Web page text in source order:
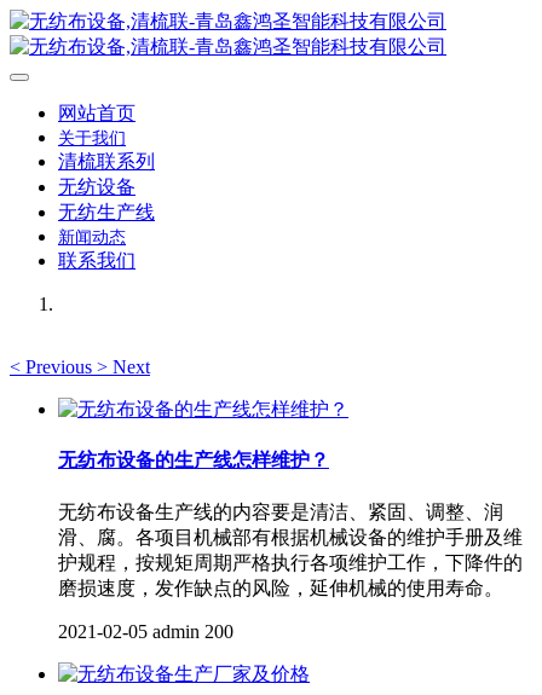
网站首页
关于我们
清梳联系列
无纺设备
无纺生产线
新闻动态
联系我们
< Previous > Next
无纺布设备的生产线怎样维护？
无纺布设备生产线的内容要是清洁、紧固、调整、润
滑、腐。各项目机械部有根据机械设备的维护手册及维
护规程，按规矩周期严格执行各项维护工作，下降件的
磨损速度，发作缺点的风险，延伸机械的使用寿命。
2021-02-05 admin 200